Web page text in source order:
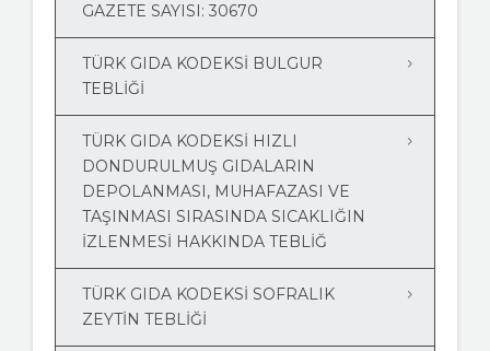
GAZETE SAYISI: 30670
TÜRK GIDA KODEKSİ BULGUR
TEBLİĞİ
TÜRK GIDA KODEKSİ HIZLI
DONDURULMUŞ GIDALARIN
DEPOLANMASI, MUHAFAZASI VE
TAŞINMASI SIRASINDA SICAKLIĞIN
İZLENMESİ HAKKINDA TEBLİĞ
TÜRK GIDA KODEKSİ SOFRALIK
ZEYTİN TEBLİĞİ